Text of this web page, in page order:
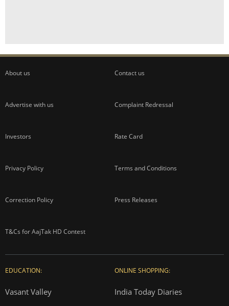
About us Contact us
Advertise with us Complaint Redressal
Investors Rate Card
Privacy Policy Terms and Conditions
Correction Policy Press Releases
T&Cs for AajTak HD Contest
EDUCATION:
Vasant Valley
ONLINE SHOPPING:
India Today Diaries